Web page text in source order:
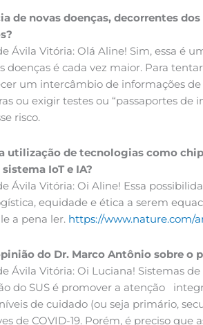
de novas doenças, decorrentes
Ávila Vitória: Olá Aline! Sim, essa é
doenças é cada vez maior. Para
um intercâmbio de informações
ou exigir testes ou “passaportes
risco.
utilização de tecnologias como
IoT e IA?
Ávila Vitória: Oi Aline! Essa
equidade e ética a serem
a pena ler. https://www.nature.com/
do Dr. Marco Antônio sobre o
Ávila Vitória: Oi Luciana! Sistemas
do SUS é promover a atenção
de cuidado (ou seja primário,
de COVID-19. Porém, é preciso